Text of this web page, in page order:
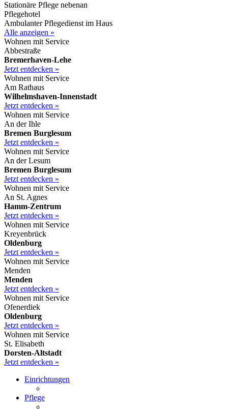
Stationäre Pflege nebenan
Pflegehotel
Ambulanter Pflegedienst im Haus
Alle anzeigen »
Wohnen mit Service
Abbestraße
Bremerhaven-Lehe
Jetzt entdecken »
Wohnen mit Service
Am Rathaus
Wilhelmshaven-Innenstadt
Jetzt entdecken »
Wohnen mit Service
An der Ihle
Bremen Burglesum
Jetzt entdecken »
Wohnen mit Service
An der Lesum
Bremen Burglesum
Jetzt entdecken »
Wohnen mit Service
An St. Agnes
Hamm-Zentrum
Jetzt entdecken »
Wohnen mit Service
Kreyenbrück
Oldenburg
Jetzt entdecken »
Wohnen mit Service
Menden
Menden
Jetzt entdecken »
Wohnen mit Service
Ofenerdiek
Oldenburg
Jetzt entdecken »
Wohnen mit Service
St. Elisabeth
Dorsten-Altstadt
Jetzt entdecken »
Einrichtungen
Pflege